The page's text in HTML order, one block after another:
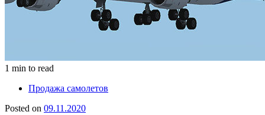
1 min to read
Продажа самолетов
Posted on 09.11.2020